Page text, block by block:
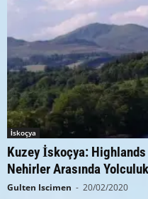
İskoçya
Kuzey İskoçya:
Nehirler Arasında Yolculuk
Gulten Iscimen - 20/02/2020